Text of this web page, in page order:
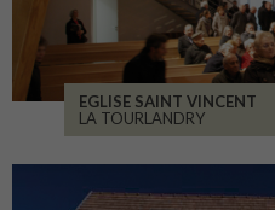
EGLISE SAINT VINCENT
LA TOURLANDRY